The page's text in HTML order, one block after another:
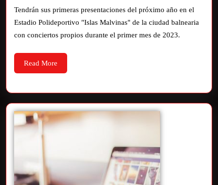
Tendrán sus primeras presentaciones del próximo año en el
Estadio Polideportivo "Islas Malvinas" de la ciudad balnearia
con conciertos propios durante el primer mes de 2023.
Read More